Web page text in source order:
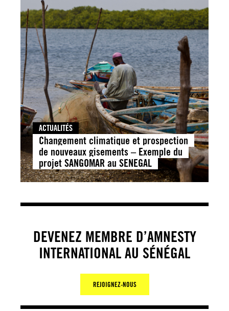
ACTUALITÉS
Changement climatique et prospection
de nouveaux gisements – Exemple du
projet SANGOMAR au SENEGAL
DEVENEZ MEMBRE D’AMNESTY
INTERNATIONAL AU SÉNÉGAL
REJOIGNEZ-NOUS